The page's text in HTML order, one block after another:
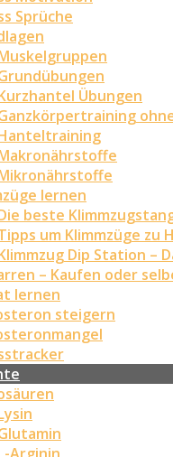
Sprüche
Übungen
lernen
beste
um Klimmzüge zu
Dip Station –
– Kaufen oder
lernen
steigern